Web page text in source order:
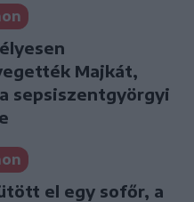
Majkát,
sepsiszentgyörgyi
el egy sofőr, a